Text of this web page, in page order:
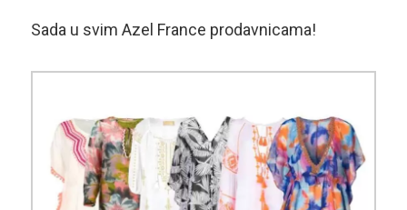
Sada u svim Azel France prodavnicama!